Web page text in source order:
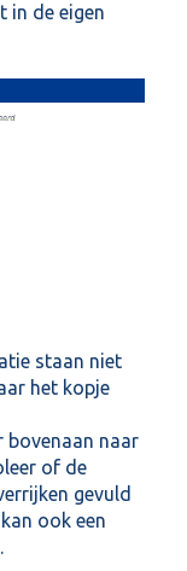
in de eigen
staan niet
het kopje
bovenaan naar
of de
gevuld
ook een